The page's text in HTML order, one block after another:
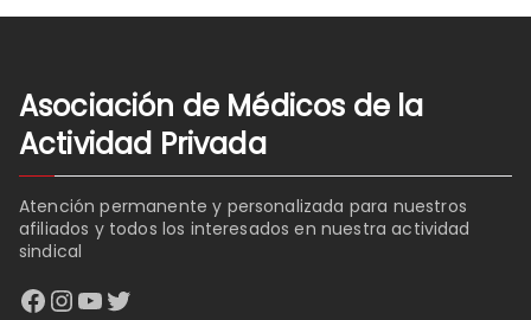
Asociación de Médicos de la
Actividad Privada
Atención permanente y personalizada para nuestros
afiliados y todos los interesados en nuestra actividad
sindical
Facebook
Instagram
YouTube
Twitter